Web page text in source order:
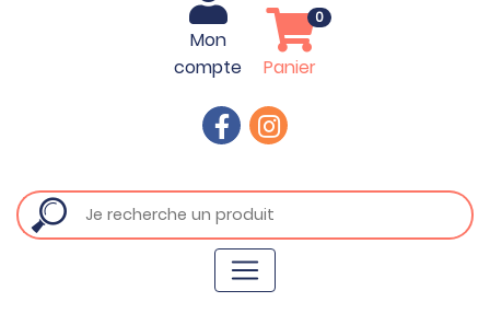
Mon
compte
Panier
0